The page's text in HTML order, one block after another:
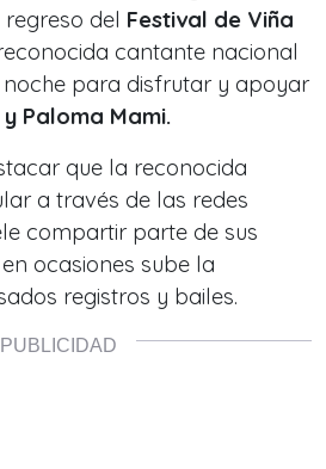
del Festival de Viña
cantante nacional
para disfrutar y apoyar
Paloma Mami.
que la reconocida
a través de las redes
compartir parte de sus
ocasiones sube la
registros y bailes.